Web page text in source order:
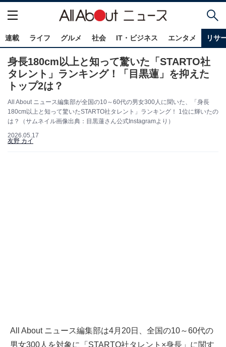
連載 ライフ グルメ 社会 IT・ビジネス エンタメ リサ
身長180cm以上と知って驚いた「STARTO社
タレント」ランキング！「目黒蓮」を抑えた
トップ2は？
All About ニュース編集部が全国の10～60代の男女300人に聞いた、「身長
180cm以上と知って驚いたSTARTO社タレント」ランキング！ 1位に輝いたの
は？（サムネイル画像出典：目黒蓮さん公式Instagramより）
2026.05.17
友野 カイ
All About ニュース編集部は4月20日、全国の10～60代の
男女300人を対象に「STARTO社タレント×身長」に関す